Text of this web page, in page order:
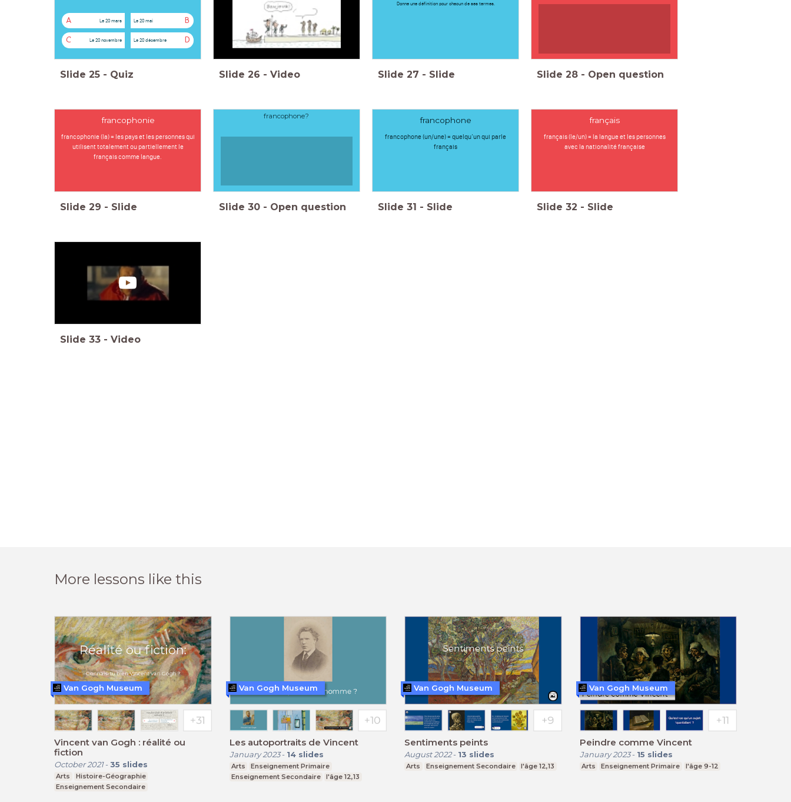
A Le 20 mars B
Le 20 mai
C Le 20 novembre D
Le 20 décembre
Slide 25 - Quiz Slide 26 - Video
Donne une définition pour chacun de ses termes.
Slide 27 - Slide Slide 28 - Open question
francophonie
francophonie (la) = les pays et les personnes qui
utilisent totalement ou partiellement le
français comme langue.
Slide 29 - Slide
francophone?
Slide 30 - Open question
francophone
francophone (un/une) = quelqu’un qui parle
français
Slide 31 - Slide
français
français (le/un) = la langue et les personnes
avec la nationalité française
Slide 32 - Slide
Slide 33 - Video
More lessons like this
Vincent van Gogh : réalité ou
fiction
October 2021- 35 slides
Arts
Histoire-Géographie
Enseignement Secondaire
Van Gogh Museum
Les autoportraits de Vincent
January 2023- 14 slides
Arts
Enseignement Primaire
Enseignement Secondaire
l'âge 12,13
Van Gogh Museum
Sentiments peints
August 2022- 13 slides
Arts Enseignement Secondaire l'âge 12,13
Van Gogh Museum
Peindre comme Vincent
January 2023- 15 slides
Arts Enseignement Primaire l'âge 9-12
Van Gogh Museum